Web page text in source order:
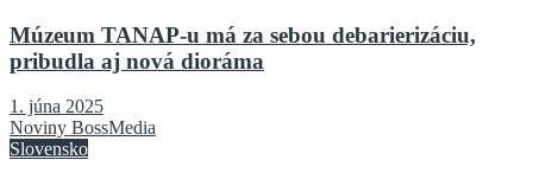
Múzeum TANAP-u má za sebou debarierizáciu,
pribudla aj nová dioráma
1. júna 2025
Noviny BossMedia
Slovensko